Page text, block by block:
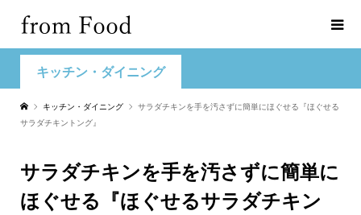
キッチン・ダイニング
キッチン・ダイニング
サラダチキンを手を汚さずに簡単にほぐせる『ほぐせる
サラダチキントング』
サラダチキンを手を汚さずに簡単に
ほぐせる『ほぐせるサラダチキン